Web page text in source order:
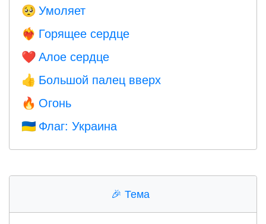
🥺 Умоляет
❤️‍🔥 Горящее сердце
❤️ Алое сердце
👍 Большой палец вверх
🔥 Огонь
🇺🇦 Флаг: Украина
🎉 Тема